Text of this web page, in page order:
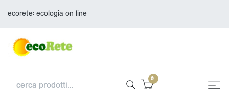
ecorete: ecologia on line
0